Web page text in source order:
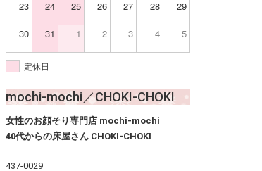
23 24 25 26 27 28 29
30 31 1 2 3 4 5
定休日
mochi-mochi／CHOKI-CHOKI
女性のお顔そり専門店 mochi-mochi
40代からの床屋さん CHOKI-CHOKI
437-0029